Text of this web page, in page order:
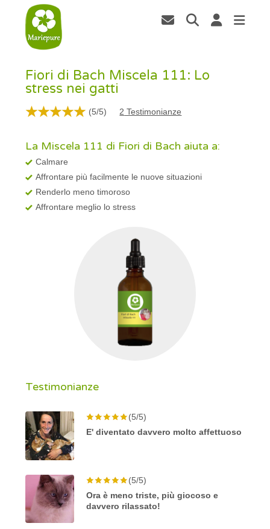
Fiori di Bach Miscela 111: Lo
stress nei gatti
(5/5) 2 Testimonianze
La Miscela 111 di Fiori di Bach aiuta a:
Calmare
Affrontare più facilmente le nuove situazioni
Renderlo meno timoroso
Affrontare meglio lo stress
Testimonianze
(5/5)
E' diventato davvero molto affettuoso
(5/5)
Ora è meno triste, più giocoso e
davvero rilassato!